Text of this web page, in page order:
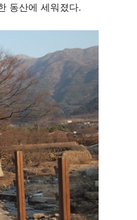
동산에 세워졌다.